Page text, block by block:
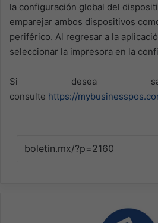
la configuración global del
emparejar ambos dispositivos
periférico. Al regresar a la
seleccionar la impresora en la
Si desea
consulte https://